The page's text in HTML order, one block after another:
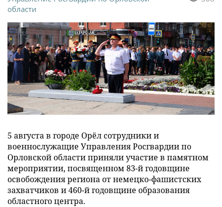
области
5 августа в городе Орёл сотрудники и
военнослужащие Управления Росгвардии по
Орловской области приняли участие в памятном
мероприятии, посвященном 83-й годовщине
освобождения региона от немецко-фашистских
захватчиков и 460-й годовщине образования
областного центра.